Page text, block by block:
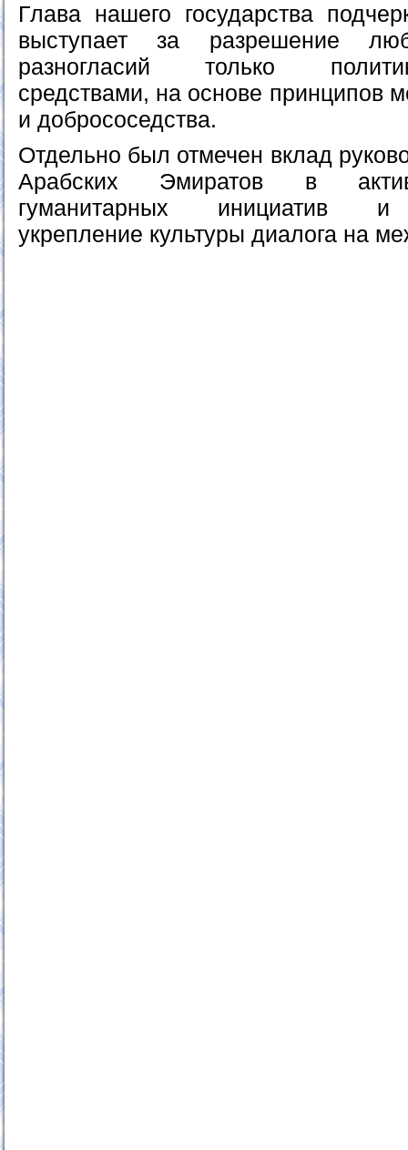
Глава нашего государства
выступает за разрешение
разногласий только
средствами, на основе принципов
и добрососедства.
Отдельно был отмечен вклад
Арабских Эмиратов в
гуманитарных инициатив и
укрепление культуры диалога на